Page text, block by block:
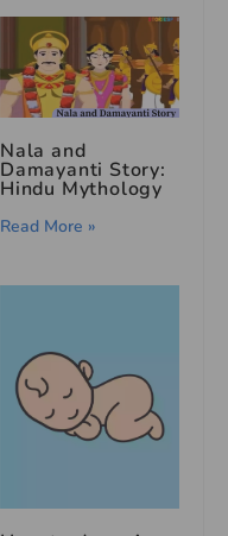
Nala and
Damayanti Story:
Hindu Mythology
Read More »